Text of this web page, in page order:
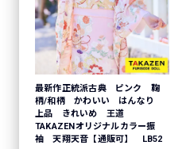
最新作正統派古典 ピンク 鞠
柄/和柄 かわいい はんなり
上品 きれいめ 王道
TAKAZENオリジナルカラー振
袖 天翔天音【通販可】 LB52